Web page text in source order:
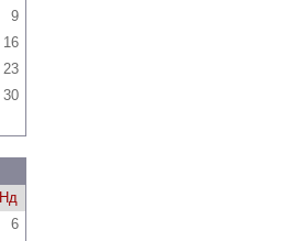
9
16
23
30
Нд
6